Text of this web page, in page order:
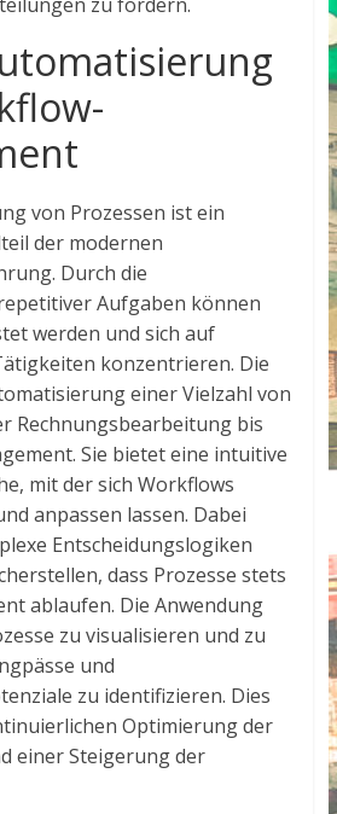
von Prozessen ist ein
der modernen
Durch die
Aufgaben können
werden und sich auf
konzentrieren. Die
einer Vielzahl von
Rechnungsbearbeitung bis
Sie bietet eine intuitive
mit der sich Workflows
anpassen lassen. Dabei
Entscheidungslogiken
dass Prozesse stets
ablaufen. Die Anwendung
zu visualisieren und zu
und
zu identifizieren. Dies
Optimierung der
einer Steigerung der